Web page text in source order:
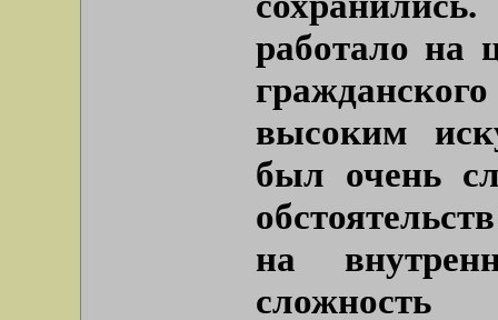
работало на
высоким
был очень
на
сложность